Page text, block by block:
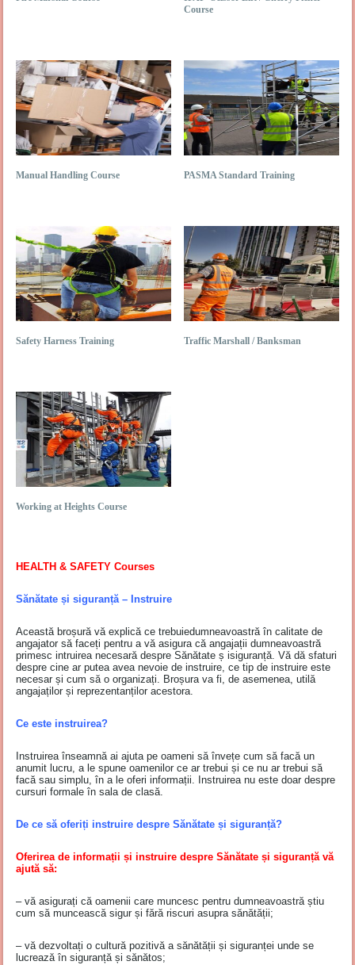
Course
Manual Handling Course PASMA Standard Training
Safety Harness Training Traffic Marshall / Banksman
Working at Heights Course
HEALTH & SAFETY Courses
Sănătate și siguranță – Instruire
Această broșură vă explică ce trebuiedumneavoastră în calitate de
angajator să faceți pentru a vă asigura că angajații dumneavoastră
primesc intruirea necesară despre Sănătate ș isiguranță. Vă dă sfaturi
despre cine ar putea avea nevoie de instruire, ce tip de instruire este
necesar și cum să o organizați. Broșura va fi, de asemenea, utilă
angajaților și reprezentanților acestora.
Ce este instruirea?
Instruirea înseamnă ai ajuta pe oameni să învețe cum să facă un
anumit lucru, a le spune oamenilor ce ar trebui și ce nu ar trebui să
facă sau simplu, în a le oferi informații. Instruirea nu este doar despre
cursuri formale în sala de clasă.
De ce să oferiți instruire despre Sănătate și siguranță?
Oferirea de informații și instruire despre Sănătate și siguranță vă
ajută să:
– vă asigurați că oamenii care muncesc pentru dumneavoastră știu
cum să muncească sigur și fără riscuri asupra sănătății;
– vă dezvoltați o cultură pozitivă a sănătății și siguranței unde se
lucrează în siguranță și sănătos;